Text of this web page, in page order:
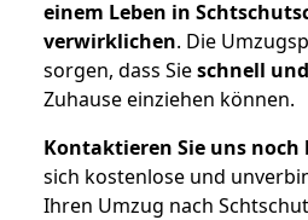
einem Leben in
verwirklichen. Die
sorgen, dass Sieschnell
Zuhause einziehen können.
Kontaktieren Sie uns noch
sich kostenlose und
Ihren Umzug nach